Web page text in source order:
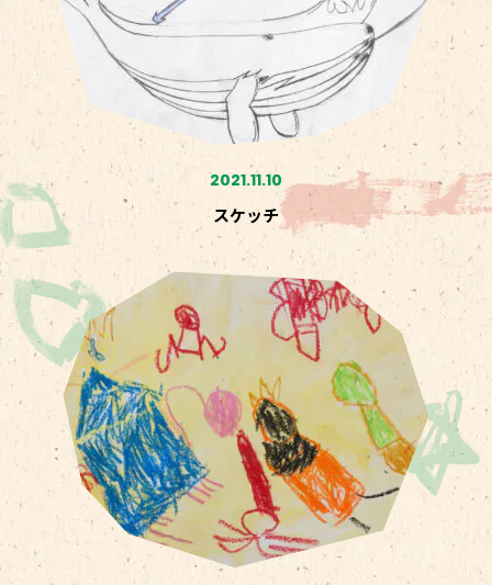
2021.11.10
スケッチ